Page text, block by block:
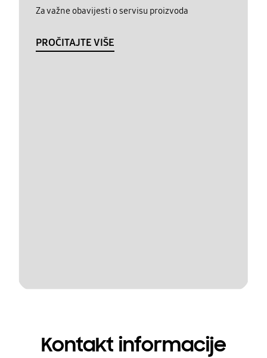
Za važne obavijesti o servisu proizvoda
PROČITAJTE VIŠE
Kontakt informacije